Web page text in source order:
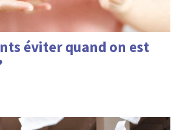
éviter quand on est